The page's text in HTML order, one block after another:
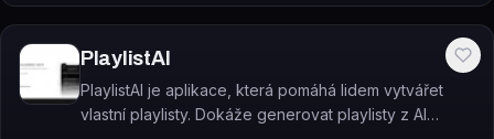
PlaylistAI
PlaylistAI je aplikace, která pomáhá lidem vytvářet
vlastní playlisty. Dokáže generovat playlisty z AI